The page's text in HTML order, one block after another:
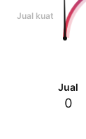
Jual kuat
Jual
0